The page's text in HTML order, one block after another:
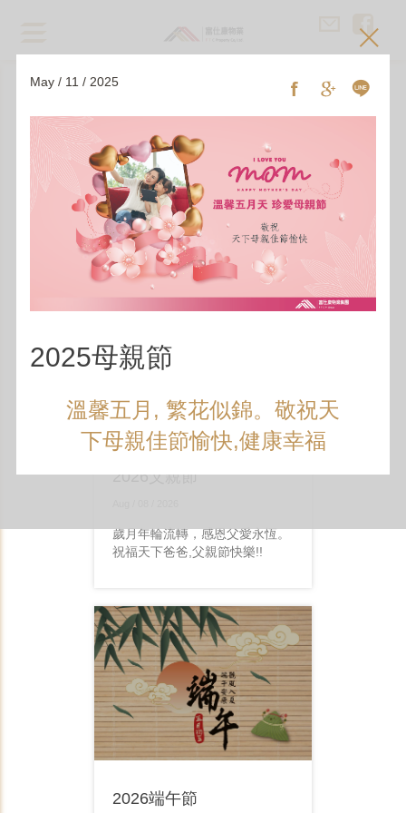
訊息中心
公司消息
2026父親節
歲月年輪流轉，感恩父愛永恆。
祝福天下爸爸,父親節快樂!!
2026端午節
May / 11 / 2025
2025母親節
溫馨五月, 繁花似錦。敬祝天
下母親佳節愉快,健康幸福